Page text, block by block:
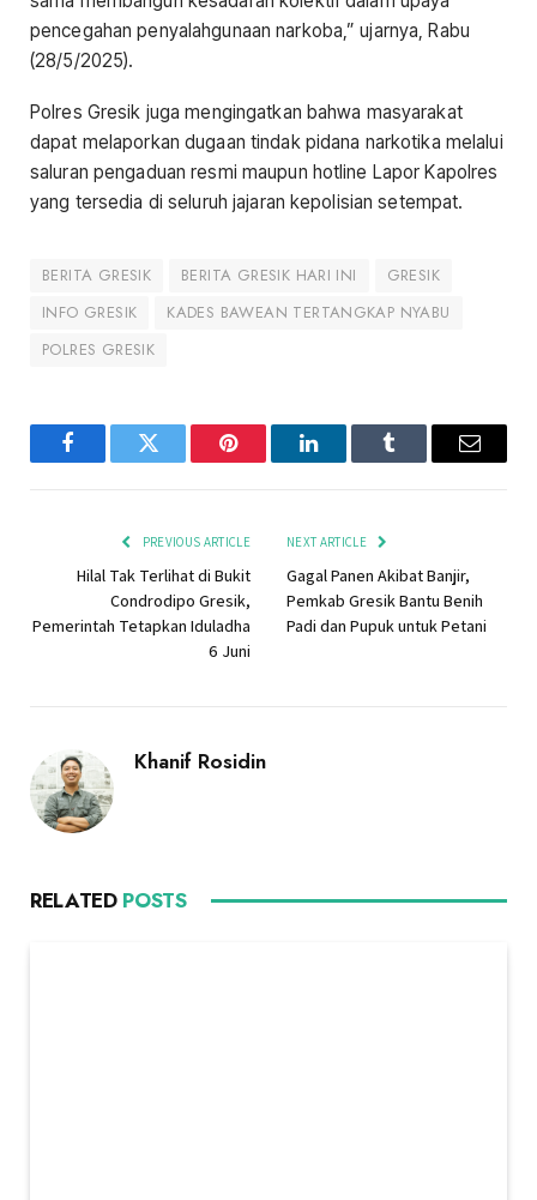
pencegahan penyalahgunaan narkoba,” ujarnya, Rabu
(28/5/2025).
Polres Gresik juga mengingatkan bahwa masyarakat
dapat melaporkan dugaan tindak pidana narkotika melalui
saluran pengaduan resmi maupun hotline Lapor Kapolres
yang tersedia di seluruh jajaran kepolisian setempat.
BERITA GRESIK BERITA GRESIK HARI INI
GRESIK
INFO GRESIK
KADES BAWEAN TERTANGKAP NYABU
POLRES GRESIK
FacebookTwitter Pinterest LinkedInTumblr Email
PREVIOUS ARTICLE
Hilal Tak Terlihat di Bukit
Condrodipo Gresik,
Pemerintah Tetapkan Iduladha
6 Juni
NEXT ARTICLE
Gagal Panen Akibat Banjir,
Pemkab Gresik Bantu Benih
Padi dan Pupuk untuk Petani
Khanif Rosidin
RELATED POSTS